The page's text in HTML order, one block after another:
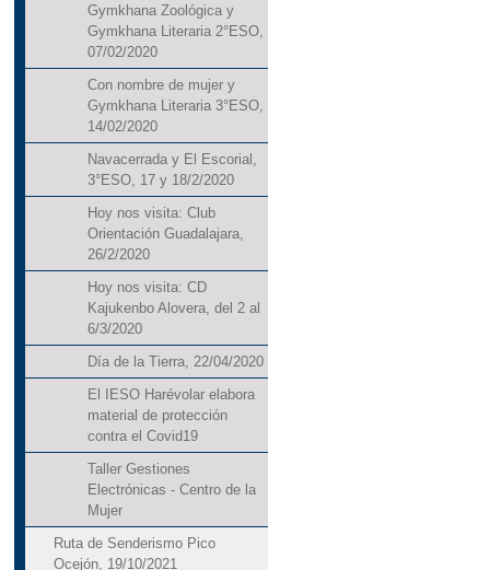
Gymkhana Zoológica y
Gymkhana Literaria 2°ESO,
07/02/2020
Con nombre de mujer y
Gymkhana Literaria 3°ESO,
14/02/2020
Navacerrada y El Escorial,
3°ESO, 17 y 18/2/2020
Hoy nos visita: Club
Orientación Guadalajara,
26/2/2020
Hoy nos visita: CD
Kajukenbo Alovera, del 2 al
6/3/2020
Día de la Tierra, 22/04/2020
El IESO Harévolar elabora
material de protección
contra el Covid19
Taller Gestiones
Electrónicas - Centro de la
Mujer
Ruta de Senderismo Pico
Ocejón, 19/10/2021